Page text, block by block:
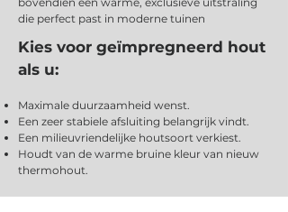
die perfect past in moderne tuinen
Kies voor geïmpregneerd hout
als u:
Maximale duurzaamheid wenst.
Een zeer stabiele afsluiting belangrijk vindt.
Een milieuvriendelijke houtsoort verkiest.
Houdt van de warme bruine kleur van nieuw
thermohout.